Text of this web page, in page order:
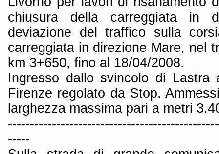
chiusura della carreggiata in
deviazione del traffico sulla
carreggiata in direzione Mare, nel
km 3+650, fino al 18/04/2008.
Ingresso dallo svincolo di Lastra
Firenze regolato da Stop.
larghezza massima pari a metri
-----